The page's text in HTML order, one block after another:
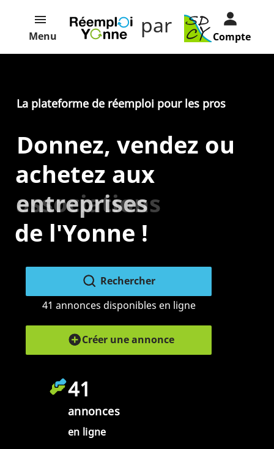
Menu par Compte
La plateforme de réemploi pour les pros
Donnez, vendez ou
achetez aux
entreprises
associations
de l'Yonne !
Rechercher
41 annonces disponibles en ligne
Créer une annonce
41
annonces
en ligne